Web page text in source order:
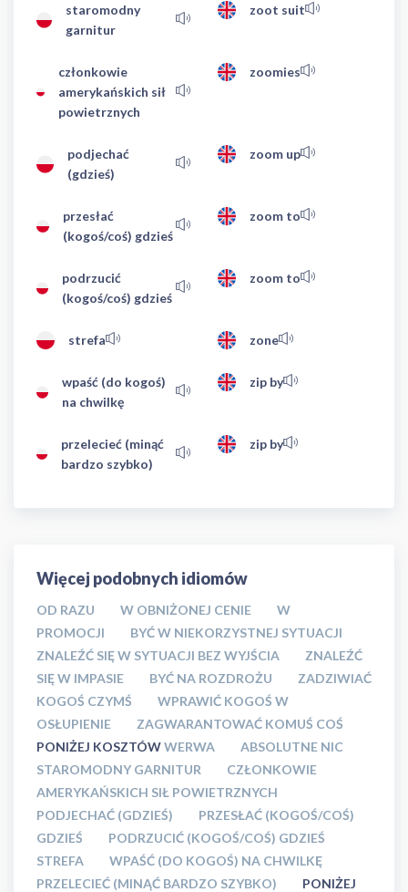
staromodny
garnitur
zoot suit
członkowie
amerykańskich sił
powietrznych
zoomies
podjechać
(gdzieś)
zoom up
przesłać
(kogoś/coś) gdzieś
zoom to
podrzucić
(kogoś/coś) gdzieś
zoom to
strefa zone
wpaść (do kogoś)
na chwilkę
zip by
przelecieć (minąć
bardzo szybko)
zip by
Więcej podobnych idiomów
OD RAZU W OBNIŻONEJ CENIE
W
PROMOCJI
BYĆ W NIEKORZYSTNEJ SYTUACJI
ZNALEŹĆ SIĘ W SYTUACJI BEZ WYJŚCIA
ZNALEŹĆ
SIĘ W IMPASIE
BYĆ NA ROZDROŻU
ZADZIWIAĆ
KOGOŚ CZYMŚ
WPRAWIĆ KOGOŚ W
OSŁUPIENIE
ZAGWARANTOWAĆ KOMUŚ COŚ
PONIŻEJ KOSZTÓWWERWA
ABSOLUTNE NIC
STAROMODNY GARNITUR
CZŁONKOWIE
AMERYKAŃSKICH SIŁ POWIETRZNYCH
PODJECHAĆ (GDZIEŚ)
PRZESŁAĆ (KOGOŚ/COŚ)
GDZIEŚ
PODRZUCIĆ (KOGOŚ/COŚ) GDZIEŚ
STREFA
WPAŚĆ (DO KOGOŚ) NA CHWILKĘ
PRZELECIEĆ (MINĄĆ BARDZO SZYBKO)
PONIŻEJ